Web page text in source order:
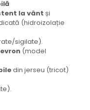
la vânt și
(hidroizolație
sigilate).
(model
din jerseu (tricot)